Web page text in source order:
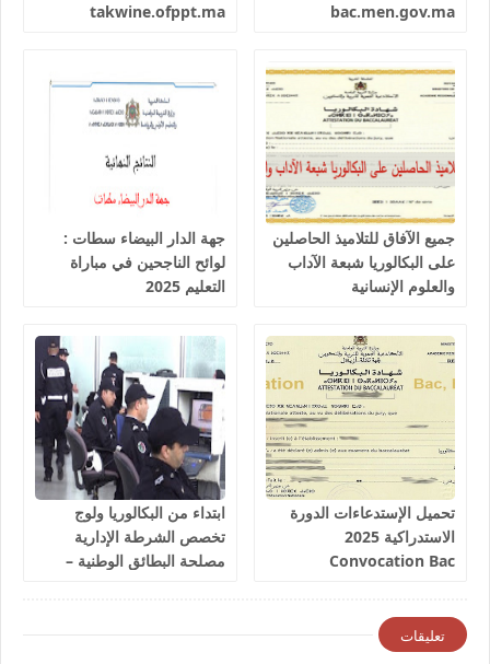
bac.men.gov.ma
takwine.ofppt.ma
جميع الآفاق للتلاميذ الحاصلين
على البكالوريا شبعة الآداب
والعلوم الإنسانية
جهة الدار البيضاء سطات :
لوائح الناجحين في مباراة
التعليم 2025
تحميل الإستدعاءات الدورة
الاستدراكية 2025
Convocation Bac
ابتداء من البكالوريا ولوج
تخصص الشرطة الإدارية
مصلحة البطائق الوطنية –
تعليقات